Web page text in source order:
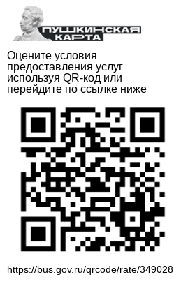
Оцените условия
предоставления услуг
используя QR-код или
перейдите по ссылке ниже
https://bus.gov.ru/qrcode/rate/349028